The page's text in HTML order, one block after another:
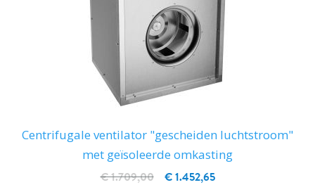
Centrifugale ventilator "gescheiden luchtstroom"
met geïsoleerde omkasting
€ 1.452,65
€ 1.709,00